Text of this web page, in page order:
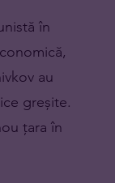
în
au
greșite.
țara în